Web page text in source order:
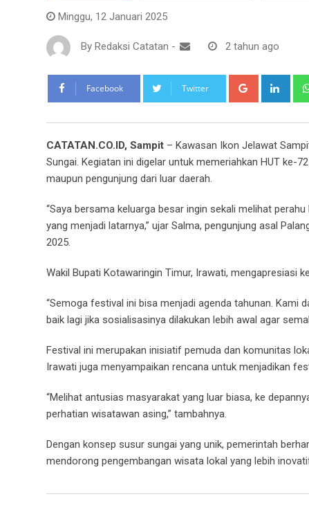
Minggu, 12 Januari 2025
By Redaksi Catatan - 2 tahun ago
Facebook Twitter Google+
CATATAN.CO.ID, Sampit – Kawasan Ikon Jelawat
Sungai. Kegiatan ini digelar untuk memeriahkan HUT ke-
maupun pengunjung dari luar daerah.
“Saya bersama keluarga besar ingin sekali melihat
yang menjadi latarnya,” ujar Salma, pengunjung asal
2025.
Wakil Bupati Kotawaringin Timur, Irawati, mengapresiasi
“Semoga festival ini bisa menjadi agenda tahunan. Kami
baik lagi jika sosialisasinya dilakukan lebih awal agar
Festival ini merupakan inisiatif pemuda dan komunitas
Irawati juga menyampaikan rencana untuk menjadikan
“Melihat antusias masyarakat yang luar biasa, ke
perhatian wisatawan asing,” tambahnya.
Dengan konsep susur sungai yang unik, pemerintah
mendorong pengembangan wisata lokal yang lebih